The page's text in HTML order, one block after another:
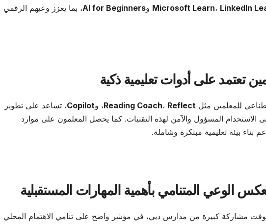
Microsoft Learn، LinkedIn وAI for Beginners، بما يعزز وعيهم الرقمي
تعتمد على أدوات تعليمية ذكية
للمعلمين مثل Reading Coach، Reflect ، وCopilot، تساعد على تطوير
الاستخدام المسؤول والآمن لهذه التقنيات. كما يحصل المعلمون على موارد
بناء بيئة تعليمية مبتكرة وشاملة.
الوعي المتنامي بأهمية المهارات المستقبلية
مشاركة كبيرة من مدارس دبي، في مؤشر واضح على تنامي الاهتمام المحلي